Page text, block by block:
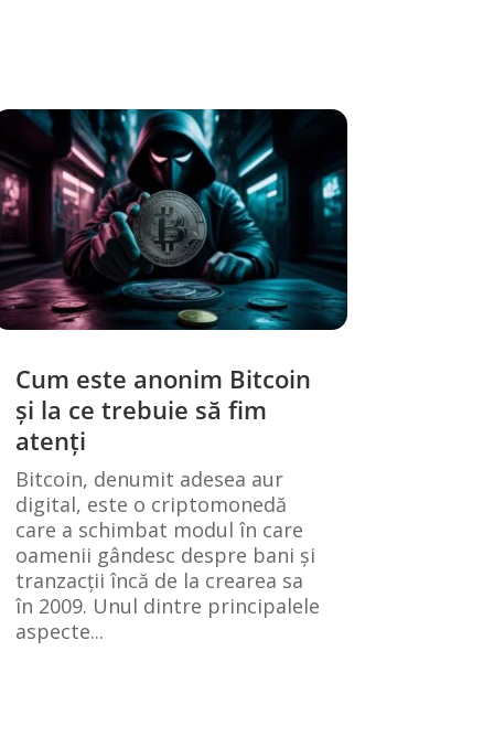
Cum este anonim Bitcoin
și la ce trebuie să fim
atenți
Bitcoin, denumit adesea aur
digital, este o criptomonedă
care a schimbat modul în care
oamenii gândesc despre bani și
tranzacții încă de la crearea sa
în 2009. Unul dintre principalele
aspecte...